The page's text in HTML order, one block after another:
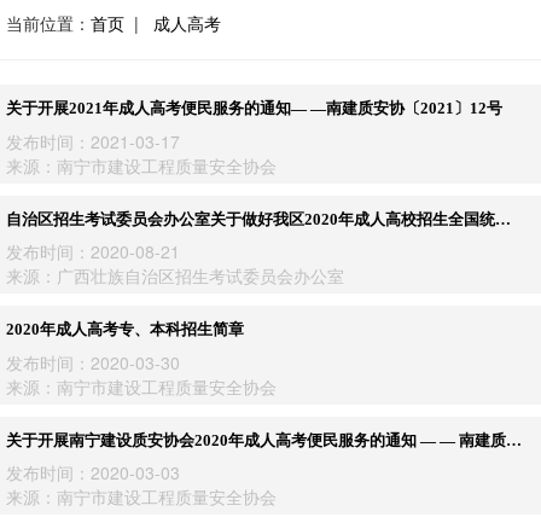
当前位置： 首页 | 成人高考
关于开展2021年成人高考便民服务的通知— —南建质安协〔2021〕12号
发布时间：2021-03-17
来源：南宁市建设工程质量安全协会
自治区招生考试委员会办公室关于做好我区2020年成人高校招生全国统一
发布时间：2020-08-21
来源：广西壮族自治区招生考试委员会办公室
2020年成人高考专、本科招生简章
发布时间：2020-03-30
来源：南宁市建设工程质量安全协会
关于开展南宁建设质安协会2020年成人高考便民服务的通知 — — 南建质安
发布时间：2020-03-03
来源：南宁市建设工程质量安全协会